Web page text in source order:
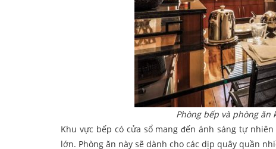
Phòng bếp và phòng
Khu vực bếp có cửa sổ mang đến ánh sáng tự
lớn. Phòng ăn này sẽ dành cho các dịp quây quần